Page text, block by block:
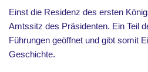
Einst die Residenz des ersten
Amtssitz des Präsidenten. Ein Teil
Führungen geöffnet und gibt somit
Geschichte.